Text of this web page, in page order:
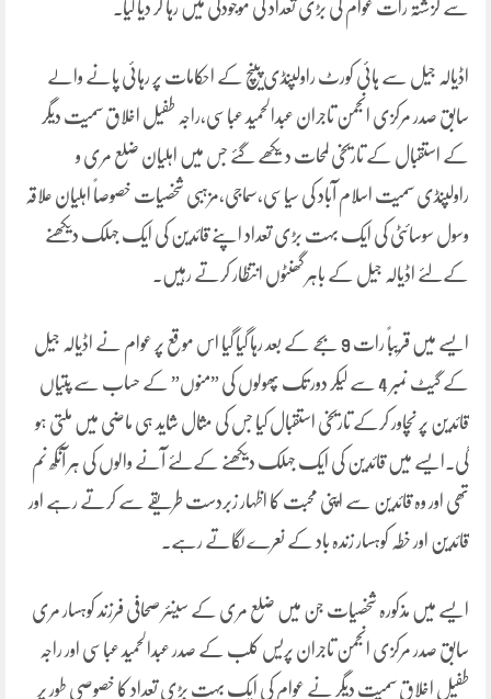
سے گزشتہ رات عوام کی بڑی تعداد کی موجودگی میں رہا کر دیا گیا۔
اڈیالہ جیل سے ہائی کورٹ راولپنڈی پینچ کے احکامات پر رہائی پانے والے
سابق صدر مرکزی انجمن تاجران عبدالحمید عباسی،راجہ طفیل اخلاق سمیت دیگر
کے استقبال کے تاریخی لمحات دیکھے گئے جس میں اہلیان ضلع مری و
راولپنڈی سمیت اسلام آباد کی سیاسی،سماجی،مزہبی شخصیات خصوصاً اہلیان علاقہ
وسول سوسائٹی کی ایک بہت بڑی تعداد اپنے قائدین کی ایک جہلک دیکھنے
کےلئے اڈیالہ جیل کے باہر گھنٹوں انتظار کرتے رہیں۔
ایسے میں قریباً رات 9 بجے کے بعد رہا گیا گیا اس موقع پر عوام نے اڈیالہ جیل
کے گیٹ نمبر 4 سے لیکر دور تک پھولوں کی ”منوں” کے حساب سے پتیاں
قائدین پر نچاور کرکے تاریخی استقبال کیا جس کی مثال شاید ہی ماضی میں ملتی ہو
گی۔ایسے میں قائدین کی ایک جہلک دیکھنے کےلئے آنے والوں کی ہر آنکھ نم
تھی اور وہ قائدین سے اپنی محبت کا اظہار زبردست طریقے سے کرتے رہے اور
قائدین اور خطہ کوہسار زندہ باد کے نعرے لگاتے رہے۔
ایسے میں مذکورہ شخصیات جن میں ضلع مری کے سینئر صحافی فرزند کوہسار مری
سابق صدر مرکزی انجمن تاجران پریس کلب کے صدر عبدالحمید عباسی اور راجہ
طفیل اخلاق سمیت دیگر نے عوام کی ایک بہت بڑی تعداد کا خصوصی طور پر